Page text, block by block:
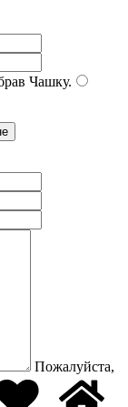
Чашку.
Пожалуйста,